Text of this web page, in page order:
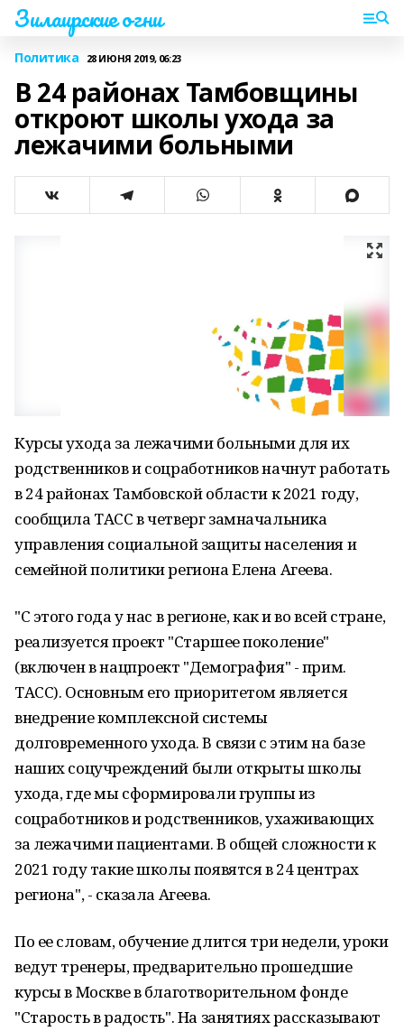
Зилаирские огни
Политика 28 ИЮНЯ 2019, 06:23
В 24 районах Тамбовщины
откроют школы ухода за
лежачими больными
Курсы ухода за лежачими больными для их
родственников и соцработников начнут работать
в 24 районах Тамбовской области к 2021 году,
сообщила ТАСС в четверг замначальника
управления социальной защиты населения и
семейной политики региона Елена Агеева.
"С этого года у нас в регионе, как и во всей стране,
реализуется проект "Старшее поколение"
(включен в нацпроект "Демография" - прим.
ТАСС). Основным его приоритетом является
внедрение комплексной системы
долговременного ухода. В связи с этим на базе
наших соцучреждений были открыты школы
ухода, где мы сформировали группы из
соцработников и родственников, ухаживающих
за лежачими пациентами. В общей сложности к
2021 году такие школы появятся в 24 центрах
региона", - сказала Агеева.
По ее словам, обучение длится три недели, уроки
ведут тренеры, предварительно прошедшие
курсы в Москве в благотворительном фонде
"Старость в радость". На занятиях рассказывают